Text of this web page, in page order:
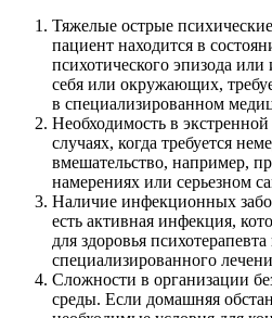
Тяжелые острые
пациент находится в
психотического эпизода
себя или окружающих,
в специализированном
Необходимость в
случаях, когда требуется
вмешательство, например,
намерениях или серьезном
Наличие инфекционных
есть активная инфекция,
для здоровья
специализированного
Сложности в организации
среды. Если домашняя